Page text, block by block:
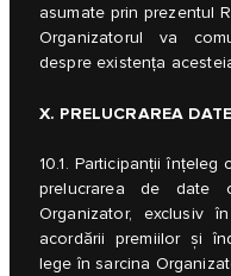
asumate prin prezentul
Organizatorul va
despre existența
X. PRELUCRAREA
10.1. Participanții
prelucrarea de date
Organizator, exclusiv
acordării premiilor și
lege în sarcina